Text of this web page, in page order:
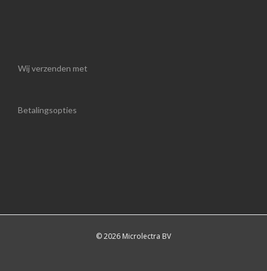
Wij verzenden met
Betalingsopties
© 2026 Microlectra BV